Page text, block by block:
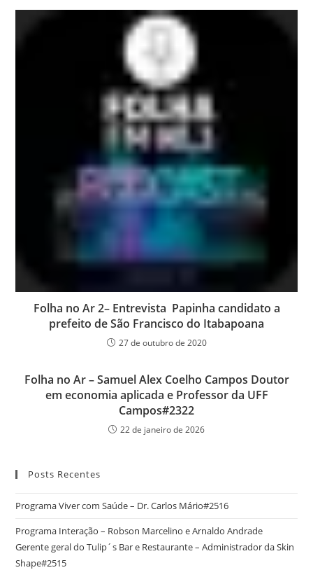
Folha no Ar 2– Entrevista Papinha candidato a
prefeito de São Francisco do Itabapoana
27 de outubro de 2020
Folha no Ar – Samuel Alex Coelho Campos Doutor
em economia aplicada e Professor da UFF
Campos#2322
22 de janeiro de 2026
Posts Recentes
Programa Viver com Saúde – Dr. Carlos Mário#2516
Programa Interação – Robson Marcelino e Arnaldo Andrade
Gerente geral do Tulip´s Bar e Restaurante – Administrador da Skin
Shape#2515